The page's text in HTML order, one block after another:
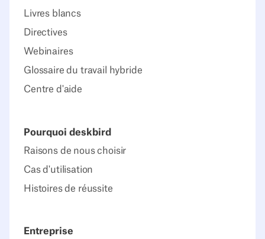
Livres blancs
Directives
Webinaires
Glossaire du travail hybride
Centre d'aide
Pourquoi deskbird
Raisons de nous choisir
Cas d'utilisation
Histoires de réussite
Entreprise